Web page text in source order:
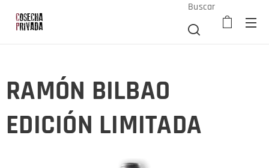
Buscar
RAMÓN BILBAO
EDICIÓN LIMITADA